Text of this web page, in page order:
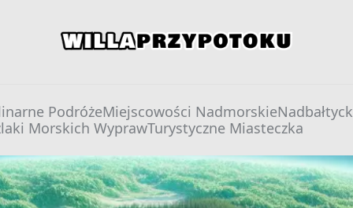
PodróżeMiejscowości Nadmorskie
Morskich WyprawTurystyczne Miasteczka
w dobie globalnego ocieplenia